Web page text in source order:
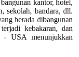
kantor, hotel,
sekolah, bandara, dll.
berada dibangunan
kebakaran, dan
- USA menunjukkan